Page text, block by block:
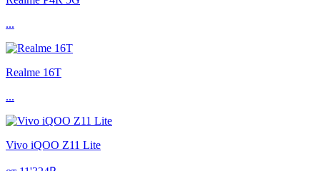
...
Realme 16T
...
Vivo iQOO Z11 Lite